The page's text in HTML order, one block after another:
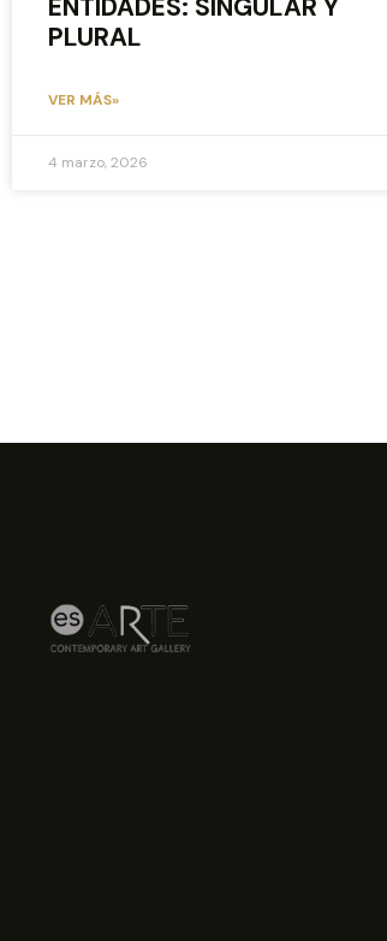
ENTIDADES: SINGULAR Y
PLURAL
VER MÁS»
4 marzo, 2026